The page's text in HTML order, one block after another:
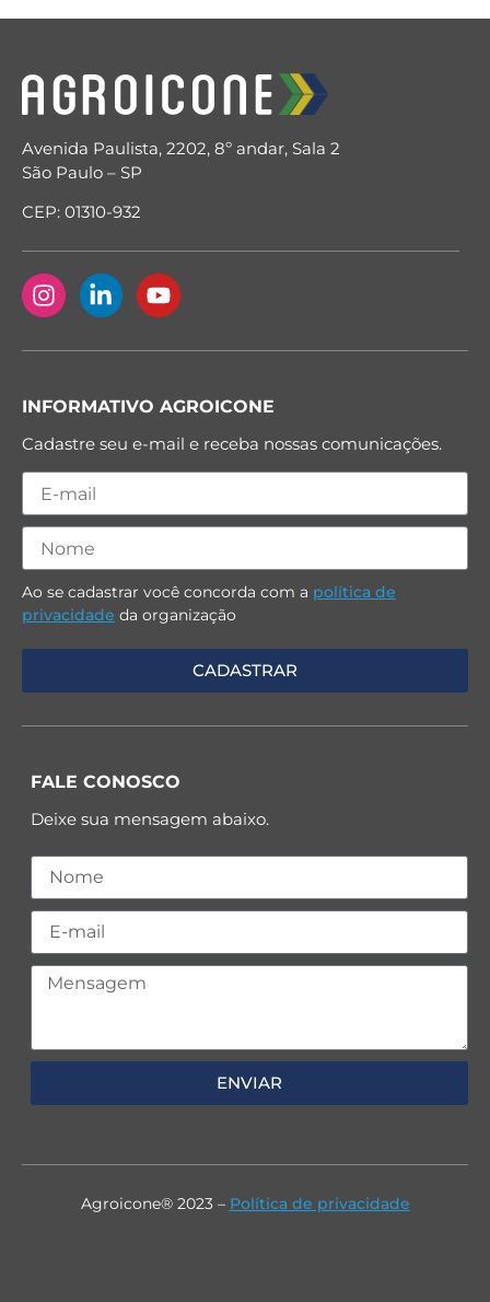
Avenida Paulista, 2202, 8º andar, Sala 2
São Paulo – SP
CEP: 01310-932
INFORMATIVO AGROICONE
Cadastre seu e-mail e receba nossas comunicações.
Ao se cadastrar você concorda com a política de
privacidade da organização
FALE CONOSCO
Deixe sua mensagem abaixo.
ENVIAR
Agroicone® 2023 – Política de privacidade